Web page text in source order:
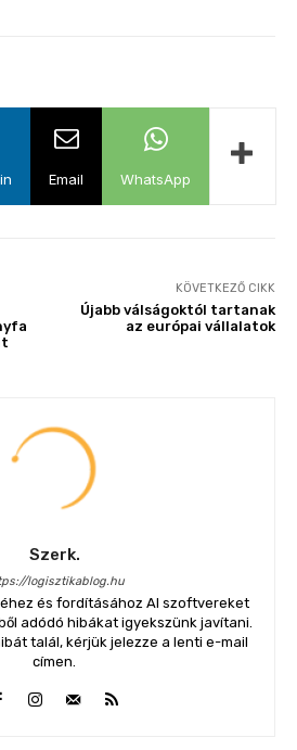
Email WhatsApp
KÖVETKEZŐ CIKK
Újabb válságoktól tartanak
az európai vállalatok
Szerk.
logisztikablog.hu
és fordításához AI szoftvereket
adódó hibákat igyekszünk javítani.
talál, kérjük jelezze a lenti e-mail
címen.